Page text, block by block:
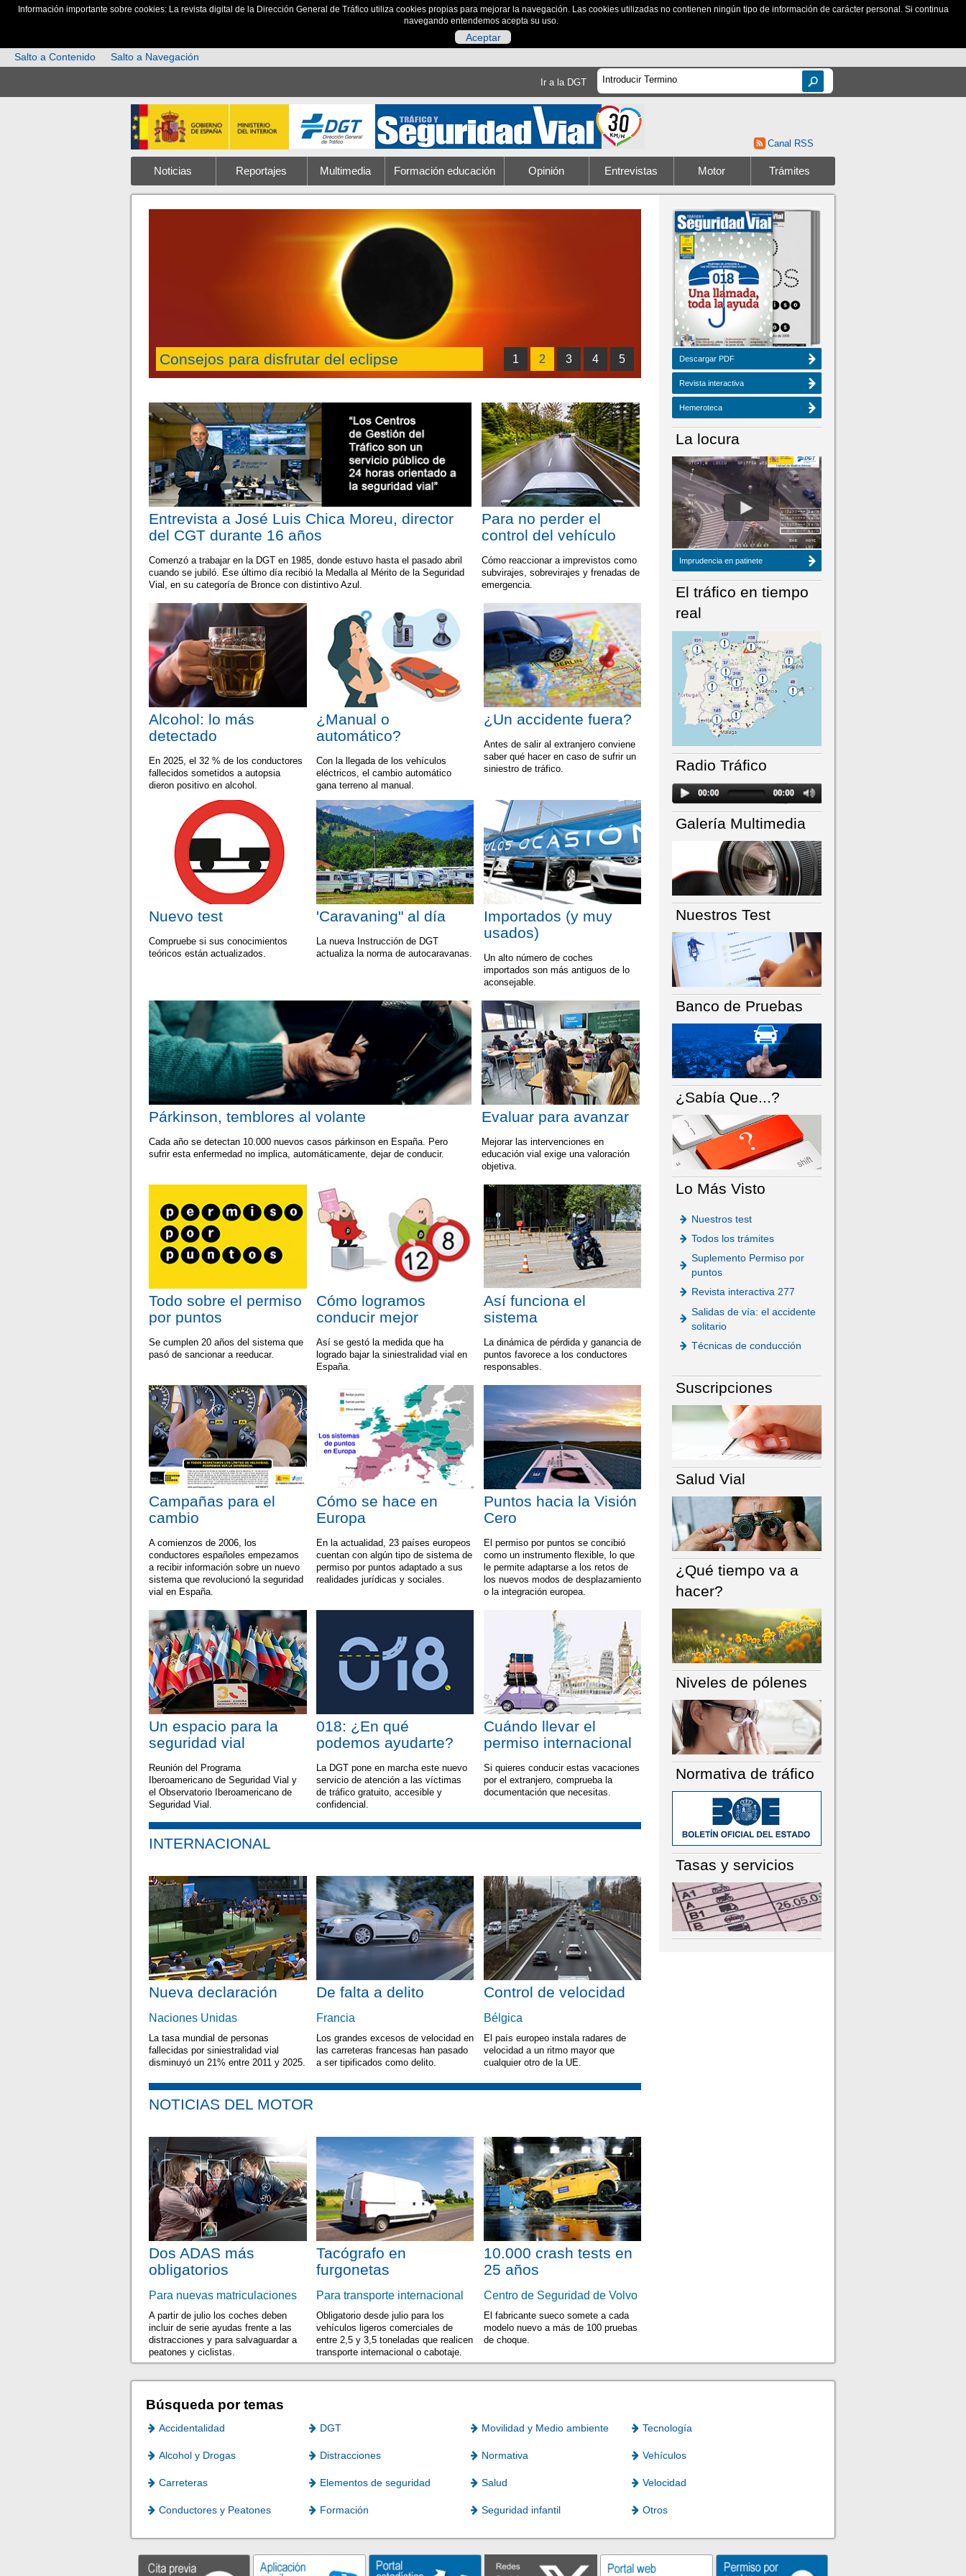
Información importante sobre cookies: La revista digital de la Dirección General de Tráfico utiliza cookies propias para mejorar la navegación. Las cookies utilizadas no contienen ningún tipo de información de carácter personal. Si continua
navegando entendemos acepta su uso.
Aceptar
Salto a Contenido
Salto a Navegación
Ir a la DGT
Canal RSS
Noticias Reportajes Multimedia Formación educación Opinión Entrevistas Motor Trámites
Consejos para disfrutar del eclipse 1 2 3 4 5
Entrevista a José Luis Chica Moreu, director
del CGT durante 16 años
Comenzó a trabajar en la DGT en 1985, donde estuvo hasta el pasado abril
cuando se jubiló. Ese último día recibió la Medalla al Mérito de la Seguridad
Vial, en su categoría de Bronce con distintivo Azul.
Para no perder el
control del vehículo
Cómo reaccionar a imprevistos como
subvirajes, sobrevirajes y frenadas de
emergencia.
Alcohol: lo más
detectado
En 2025, el 32 % de los conductores
fallecidos sometidos a autopsia
dieron positivo en alcohol.
¿Manual o
automático?
Con la llegada de los vehículos
eléctricos, el cambio automático
gana terreno al manual.
¿Un accidente fuera?
Antes de salir al extranjero conviene
saber qué hacer en caso de sufrir un
siniestro de tráfico.
Nuevo test
Compruebe si sus conocimientos
teóricos están actualizados.
'Caravaning" al día
La nueva Instrucción de DGT
actualiza la norma de autocaravanas.
Importados (y muy
usados)
Un alto número de coches
importados son más antiguos de lo
aconsejable.
Párkinson, temblores al volante
Cada año se detectan 10.000 nuevos casos párkinson en España. Pero
sufrir esta enfermedad no implica, automáticamente, dejar de conducir.
Evaluar para avanzar
Mejorar las intervenciones en
educación vial exige una valoración
objetiva.
Todo sobre el permiso
por puntos
Se cumplen 20 años del sistema que
pasó de sancionar a reeducar.
Cómo logramos
conducir mejor
Así se gestó la medida que ha
logrado bajar la siniestralidad vial en
España.
Así funciona el
sistema
La dinámica de pérdida y ganancia de
puntos favorece a los conductores
responsables.
Campañas para el
cambio
A comienzos de 2006, los
conductores españoles empezamos
a recibir información sobre un nuevo
sistema que revolucionó la seguridad
vial en España.
Cómo se hace en
Europa
En la actualidad, 23 países europeos
cuentan con algún tipo de sistema de
permiso por puntos adaptado a sus
realidades jurídicas y sociales.
Puntos hacia la Visión
Cero
El permiso por puntos se concibió
como un instrumento flexible, lo que
le permite adaptarse a los retos de
los nuevos modos de desplazamiento
o la integración europea.
Un espacio para la
seguridad vial
Reunión del Programa
Iberoamericano de Seguridad Vial y
el Observatorio Iberoamericano de
Seguridad Vial.
018: ¿En qué
podemos ayudarte?
La DGT pone en marcha este nuevo
servicio de atención a las víctimas
de tráfico gratuito, accesible y
confidencial.
Cuándo llevar el
permiso internacional
Si quieres conducir estas vacaciones
por el extranjero, comprueba la
documentación que necesitas.
INTERNACIONAL
Nueva declaración
Naciones Unidas
La tasa mundial de personas
fallecidas por siniestralidad vial
disminuyó un 21% entre 2011 y 2025.
De falta a delito
Francia
Los grandes excesos de velocidad en
las carreteras francesas han pasado
a ser tipificados como delito.
Control de velocidad
Bélgica
El país europeo instala radares de
velocidad a un ritmo mayor que
cualquier otro de la UE.
NOTICIAS DEL MOTOR
Dos ADAS más
obligatorios
Para nuevas matriculaciones
A partir de julio los coches deben
incluir de serie ayudas frente a las
distracciones y para salvaguardar a
peatones y ciclistas.
Tacógrafo en
furgonetas
Para transporte internacional
Obligatorio desde julio para los
vehículos ligeros comerciales de
entre 2,5 y 3,5 toneladas que realicen
transporte internacional o cabotaje.
10.000 crash tests en
25 años
Centro de Seguridad de Volvo
El fabricante sueco somete a cada
modelo nuevo a más de 100 pruebas
de choque.
NÚMERO ACTUAL HEMEROTECA
Descargar PDF
Revista interactiva
Hemeroteca
La locura
Imprudencia en patinete
El tráfico en tiempo
real
Radio Tráfico
Galería Multimedia
Nuestros Test
Banco de Pruebas
¿Sabía Que...?
Lo Más Visto
Nuestros test
Todos los trámites
Suplemento Permiso por
puntos
Revista interactiva 277
Salidas de vía: el accidente
solitario
Técnicas de conducción
Suscripciones
Salud Vial
¿Qué tiempo va a
hacer?
Niveles de pólenes
Normativa de tráfico
Tasas y servicios
Búsqueda por temas
Accidentalidad DGT Movilidad y Medio ambiente Tecnología
Alcohol y Drogas Distracciones Normativa Vehículos
Carreteras Elementos de seguridad Salud Velocidad
Conductores y Peatones Formación Seguridad infantil Otros